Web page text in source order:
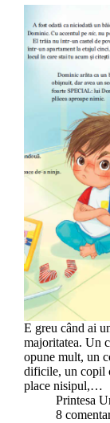
E greu când ai
majoritatea. Un
opune mult, un
dificile, un copil
place nisipul,…
Printesa
8